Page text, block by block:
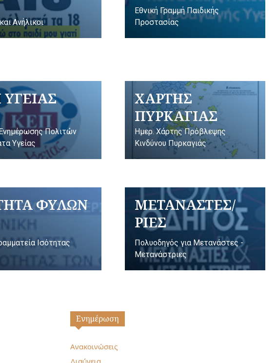
Ανήλικοι
Εθνική Γραμμή Παιδικής
Προστασίας
Πολιτών
Υγείας
ΧΑΡΤΗΣ
ΠΥΡΚΑΓΙΑΣ
Ημερ. Χάρτης Πρόβλεψης
Κινδύνου Πυρκαγιάς
ΦΥΛΩΝ
Ισότητας
ΜΕΤΑΝΑΣΤΕΣ/
ΡΙΕΣ
Πολυοδηγός για Μετανάστες -
Μετανάστριες
Ενημέρωση
Ανακοινώσεις
Διαύγεια